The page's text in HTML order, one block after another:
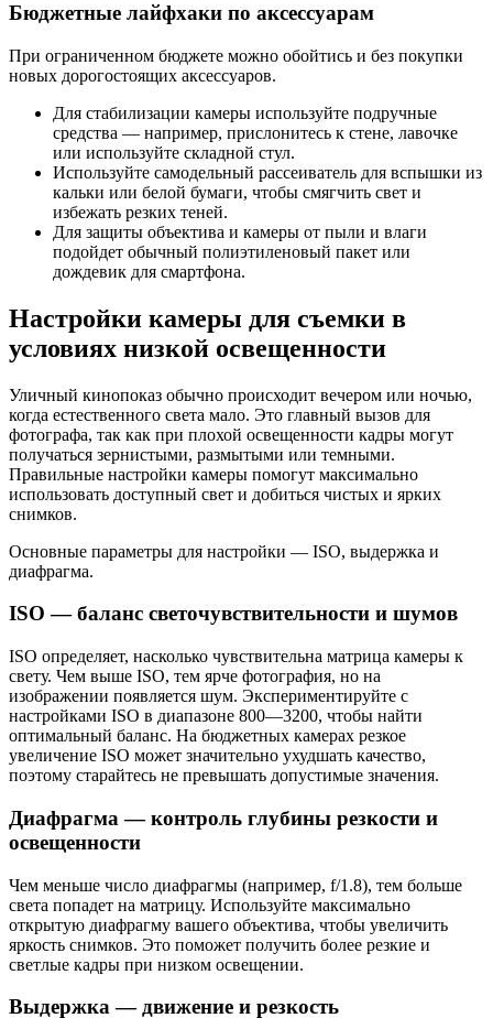
Бюджетные лайфхаки по аксессуарам
При ограниченном бюджете можно обойтись и без покупки
новых дорогостоящих аксессуаров.
Для стабилизации камеры используйте подручные
средства — например, прислонитесь к стене, лавочке
или используйте складной стул.
Используйте самодельный рассеиватель для вспышки из
кальки или белой бумаги, чтобы смягчить свет и
избежать резких теней.
Для защиты объектива и камеры от пыли и влаги
подойдет обычный полиэтиленовый пакет или
дождевик для смартфона.
Настройки камеры для съемки в
условиях низкой освещенности
Уличный кинопоказ обычно происходит вечером или ночью,
когда естественного света мало. Это главный вызов для
фотографа, так как при плохой освещенности кадры могут
получаться зернистыми, размытыми или темными.
Правильные настройки камеры помогут максимально
использовать доступный свет и добиться чистых и ярких
снимков.
Основные параметры для настройки — ISO, выдержка и
диафрагма.
ISO — баланс светочувствительности и шумов
ISO определяет, насколько чувствительна матрица камеры к
свету. Чем выше ISO, тем ярче фотография, но на
изображении появляется шум. Экспериментируйте с
настройками ISO в диапазоне 800—3200, чтобы найти
оптимальный баланс. На бюджетных камерах резкое
увеличение ISO может значительно ухудшать качество,
поэтому старайтесь не превышать допустимые значения.
Диафрагма — контроль глубины резкости и
освещенности
Чем меньше число диафрагмы (например, f/1.8), тем больше
света попадет на матрицу. Используйте максимально
открытую диафрагму вашего объектива, чтобы увеличить
яркость снимков. Это поможет получить более резкие и
светлые кадры при низком освещении.
Выдержка — движение и резкость